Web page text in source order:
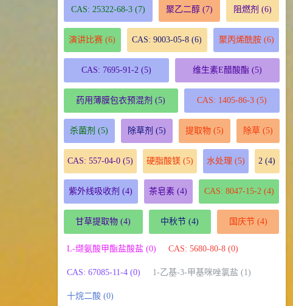
CAS: 25322-68-3(7) 聚乙二醇(7) 阻燃剂 (6)
演讲比赛 (6) CAS: 9003-05-8 (6) 聚丙烯酰胺(6)
CAS: 7695-91-2 (5) 维生素E醋酸酯(5)
药用薄膜包衣预混剂 (5) CAS: 1405-86-3(5)
杀菌剂 (5) 除草剂 (5) 提取物(5) 除草(5)
CAS: 557-04-0(5) 硬脂酸镁(5) 水处理 (5) 2 (4)
紫外线吸收剂 (4) 茶皂素 (4) CAS: 8047-15-2 (4)
甘草提取物 (4) 中秋节 (4) 国庆节(4)
L-缬氨酸甲酯盐酸盐 (0) CAS: 5680-80-8 (0)
CAS: 67085-11-4 (0) 1-乙基-3-甲基咪唑氯盐 (1)
十烷二酸 (0)